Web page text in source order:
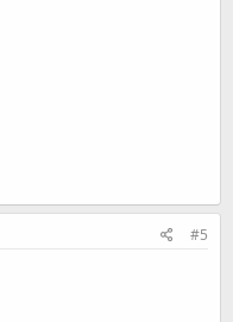
#5